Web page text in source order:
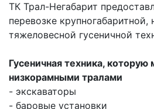
ТК Трал-Негабарит
перевозке крупногабаритной,
тяжеловесной гусеничной
Гусеничная техника,
низкорамными тралами
- экскаваторы
- баровые установки